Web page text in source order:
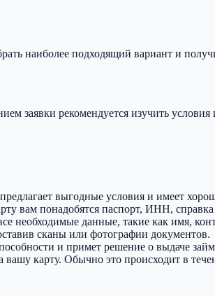
наиболее подходящий вариант и
заявки рекомендуется изучить
выгодные условия и имеет
вам понадобятся паспорт, ИНН, справка
необходимые данные, такие как имя,
сканы или фотографии документов.
и примет решение о выдаче
вашу карту. Обычно это происходит в